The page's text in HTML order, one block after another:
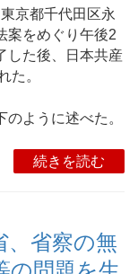
京都千代田区永
案をめぐり午後2
した後、日本共産
た。
ように述べた。
続きを読む
、省察の無